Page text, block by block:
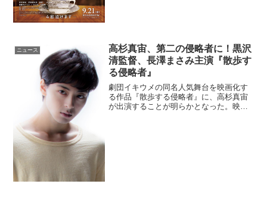
ニュース
高杉真宙、第二の侵略者に！黒沢
清監督、長澤まさみ主演『散歩す
る侵略者』
劇団イキウメの同名人気舞台を映画化す
る作品『散歩する侵略者』に、高杉真宙
が出演することが明らかとなった。映画